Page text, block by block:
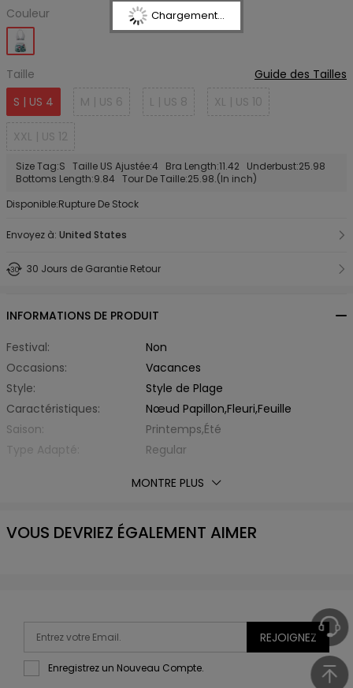
Couleur
Taille
Guide des Tailles
S | US 4
M | US 6 L | US 8 XL | US 10
XXL | US 12
Size Tag:S Taille US Ajustée:4 Bra Length:11.42 Underbust:25.98
Bottoms Length:9.84 Tour De Taille:25.98.(In inch)
Disponible:Rupture De Stock
Envoyez à: United States
30 Jours de Garantie Retour
INFORMATIONS DE PRODUIT
Festival:
Non
Occasions:
Vacances
Style:
Style de Plage
Caractéristiques:
Nœud Papillon,Fleuri,Feuille
Saison:
Printemps,Été
Type Adapté:
Regular
Hautement Elastique
Matière:
Fibre Élastique,Polyamide
amovibles)
Type de Bretelle:
Ras du Cou
Type de Taille:
Taille Haute
MONTRE PLUS
VOUS DEVRIEZ ÉGALEMENT AIMER
REJOIGNEZ
Enregistrez un Nouveau Compte.
Chargement...